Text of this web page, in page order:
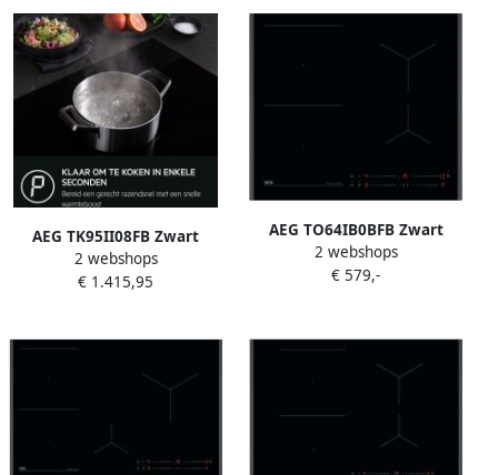
AEG TK95II08FB Zwart
Ingebouwd 90 cm
Inductiekookplaat zones 5
2 webshops
€ 1.415,95
AEG TO64IB0BFB Zwart
Ingebouwd 60 cm
Inductiekookplaat zones 4
2 webshops
€ 579,-